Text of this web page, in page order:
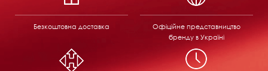
Безкоштовна доставка
Офіційне представництво
бренду в Україні